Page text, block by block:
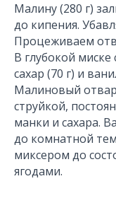
Малину (280 г)
до кипения.
Процеживаем
В глубокой
сахар (70 г) и
Малиновый
струйкой,
манки и сахара.
до комнатной
миксером до
ягодами.